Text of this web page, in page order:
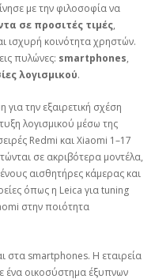
με την φιλοσοφία να
σε προσιτές τιμές,
ισχυρή κοινότητα χρηστών.
πυλώνες: smartphones,
λογισμικού.
την εξαιρετική σχέση
λογισμικού μέσω της
Redmi και Xiaomi 1–17
σε ακριβότερα μοντέλα,
αισθητήρες κάμερας και
όπως η Leica για tuning
στην ποιότητα
στα smartphones. Η εταιρεία
ένα οικοσύστημα έξυπνων